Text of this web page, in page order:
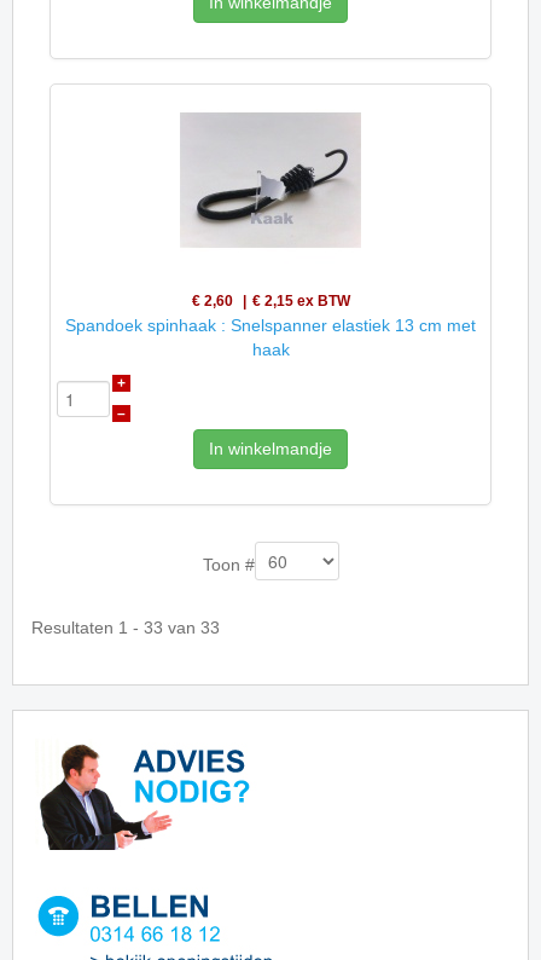
€ 2,60 € 2,15 ex BTW
Spandoek spinhaak : Snelspanner elastiek 13 cm met
haak
+
–
In winkelmandje
Toon #
Resultaten 1 - 33 van 33